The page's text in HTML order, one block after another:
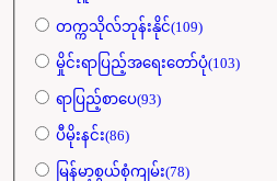
တက္ကသိုလ်ဘုန်းနိုင်(109)
မှိုင်းရာပြည့်အရေးတော်ပုံ(103)
ရာပြည့်စာပေ(93)
ပီမိုးနင်း(86)
မြန်မာ့စွယ်စုံကျမ်း(78)